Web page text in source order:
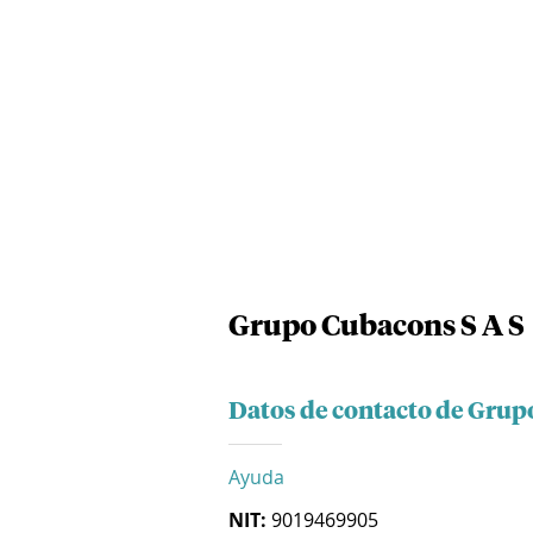
Grupo Cubacons S A S
Datos de contacto de
Ayuda
NIT: 9019469905